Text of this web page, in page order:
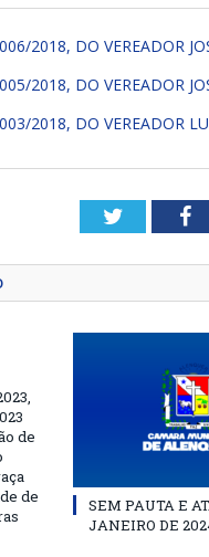
2018, DO VEREADOR
2018, DO VEREADOR
2018, DO VEREADOR
Twitter
de
de
SEM PAUTA E
JANEIRO DE